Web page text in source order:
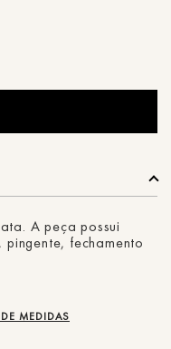
A peça possui
fechamento
MEDIDAS